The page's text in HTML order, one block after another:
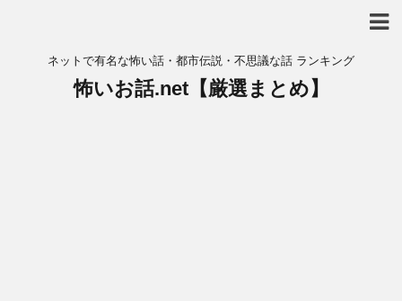
ネットで有名な怖い話・都市伝説・不思議な話 ランキング
怖いお話.net【厳選まとめ】